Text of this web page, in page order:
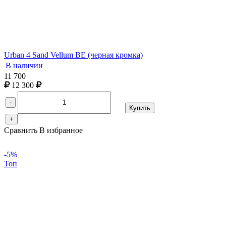
Urban 4 Sand Vellum BE (черная кромка)
В наличии
11 700
12 300
-
+
Купить
Сравнить В избранное
-5%
Топ